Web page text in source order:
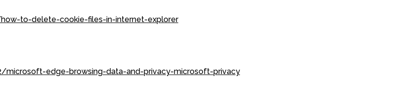
to-delete-cookie-files-in-internet-explorer
edge-browsing-data-and-privacy-microsoft-privacy